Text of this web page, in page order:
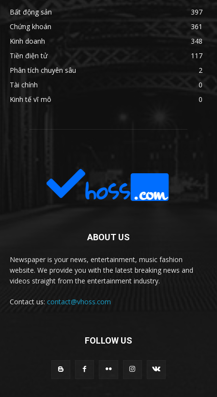
Bất động sản
397
Chứng khoán
361
Kinh doanh
348
Tiền điện tử
117
Phân tích chuyên sâu
2
Tài chính
0
Kinh tế vĩ mô
0
ABOUT US
Newspaper is your news, entertainment, music fashion
website. We provide you with the latest breaking news and
videos straight from the entertainment industry.
Contact us: contact@vhoss.com
FOLLOW US